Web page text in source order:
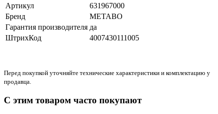
Артикул
631967000
Бренд
METABO
Гарантия производителя да
ШтрихКод
4007430111005
Перед покупкой уточняйте технические характеристики и комплектацию у
продавца.
С этим товаром часто покупают